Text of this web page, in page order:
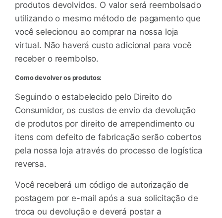
produtos devolvidos. O valor será reembolsado
utilizando o mesmo método de pagamento que
você selecionou ao comprar na nossa loja
virtual. Não haverá custo adicional para você
receber o reembolso.
Como devolver os produtos:
Seguindo o estabelecido pelo Direito do
Consumidor, os custos de envio da devolução
de produtos por direito de arrependimento ou
itens com defeito de fabricação serão cobertos
pela nossa loja através do processo de logística
reversa.
Você receberá um código de autorização de
postagem por e-mail após a sua solicitação de
troca ou devolução e deverá postar a